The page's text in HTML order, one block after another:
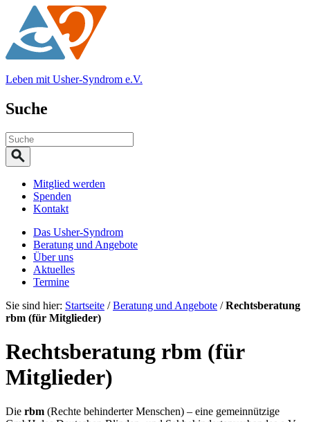
Leben mit Usher-Syndrom e.V.
Suche
Mitglied werden
Spenden
Kontakt
Das Usher-Syndrom
Beratung und Angebote
Über uns
Aktuelles
Termine
Sie sind hier: Startseite /Beratung und Angebote /Rechtsberatung
rbm (für Mitglieder)
Rechtsberatung rbm (für
Mitglieder)
Die rbm (Rechte behinderter Menschen) – eine gemeinnützige